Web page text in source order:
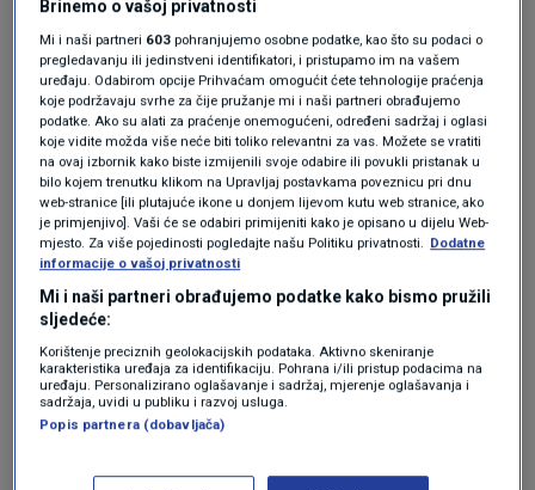
protukandidata Hrvatskih suverenista, imao
afirmacijsku kampanju, ne blateći nikoga.
"Pavliček je cijelo vrijeme pričao o pet obitelji
koje navodno upravljaju Vukovarom, a
zaboravio je spomenuti da su dvije od tih pet
obitelji njegova i Sušca", rekao je Bilić.
Na pitanje novinara na koje dodatne glasače
računa u drugom krugu izbora, odgovorio je
da poziva sve Vukovarce, posebice one koji su u
prvom krugu bili neodlučni ili prekrižili listiće,
da povjerenje za dva tjedna daju njemu jer,
kako je ocijenio, "jedino Domovinski pokret
Brinemo o vašoj privatnosti
Mi i naši partneri 603 pohranjujemo osobne podatke, kao što su podaci o
pregledavanju ili jedinstveni identifikatori, i pristupamo im na vašem
uređaju. Odabirom opcije Prihvaćam omogućit ćete tehnologije praćenja
koje podržavaju svrhe za čije pružanje mi i naši partneri obrađujemo
podatke. Ako su alati za praćenje onemogućeni, određeni sadržaj i oglasi
koje vidite možda više neće biti toliko relevantni za vas. Možete se vratiti
na ovaj izbornik kako biste izmijenili svoje odabire ili povukli pristanak u
bilo kojem trenutku klikom na Upravljaj postavkama poveznicu pri dnu
web-stranice [ili plutajuće ikone u donjem lijevom kutu web stranice, ako
je primjenjivo]. Vaši će se odabiri primijeniti kako je opisano u dijelu Web-
mjesto. Za više pojedinosti pogledajte našu Politiku privatnosti.
Dodatne
informacije o vašoj privatnosti
Mi i naši partneri obrađujemo podatke kako bismo pružili
sljedeće:
Korištenje preciznih geolokacijskih podataka. Aktivno skeniranje
karakteristika uređaja za identifikaciju. Pohrana i/ili pristup podacima na
uređaju. Personalizirano oglašavanje i sadržaj, mjerenje oglašavanja i
sadržaja, uvidi u publiku i razvoj usluga.
Popis partnera (dobavljača)